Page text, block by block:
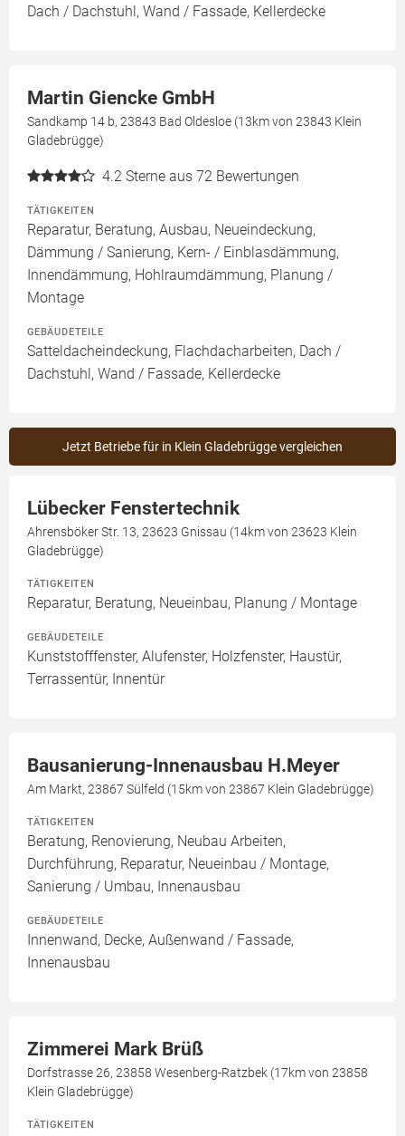
Dach / Dachstuhl, Wand / Fassade, Kellerdecke
Martin Giencke GmbH
Sandkamp 14 b, 23843 Bad Oldesloe (13km von 23843 Klein
Gladebrügge)
4.2 Sterne aus 72 Bewertungen
TÄTIGKEITEN
Reparatur, Beratung, Ausbau, Neueindeckung,
Dämmung / Sanierung, Kern- / Einblasdämmung,
Innendämmung, Hohlraumdämmung, Planung /
Montage
GEBÄUDETEILE
Satteldacheindeckung, Flachdacharbeiten, Dach /
Dachstuhl, Wand / Fassade, Kellerdecke
Jetzt Betriebe für in Klein Gladebrügge vergleichen
Lübecker Fenstertechnik
Ahrensböker Str. 13, 23623 Gnissau (14km von 23623 Klein
Gladebrügge)
TÄTIGKEITEN
Reparatur, Beratung, Neueinbau, Planung / Montage
GEBÄUDETEILE
Kunststofffenster, Alufenster, Holzfenster, Haustür,
Terrassentür, Innentür
Bausanierung-Innenausbau H.Meyer
Am Markt, 23867 Sülfeld (15km von 23867 Klein Gladebrügge)
TÄTIGKEITEN
Beratung, Renovierung, Neubau Arbeiten,
Durchführung, Reparatur, Neueinbau / Montage,
Sanierung / Umbau, Innenausbau
GEBÄUDETEILE
Innenwand, Decke, Außenwand / Fassade,
Innenausbau
Zimmerei Mark Brüß
Dorfstrasse 26, 23858 Wesenberg-Ratzbek (17km von 23858
Klein Gladebrügge)
TÄTIGKEITEN